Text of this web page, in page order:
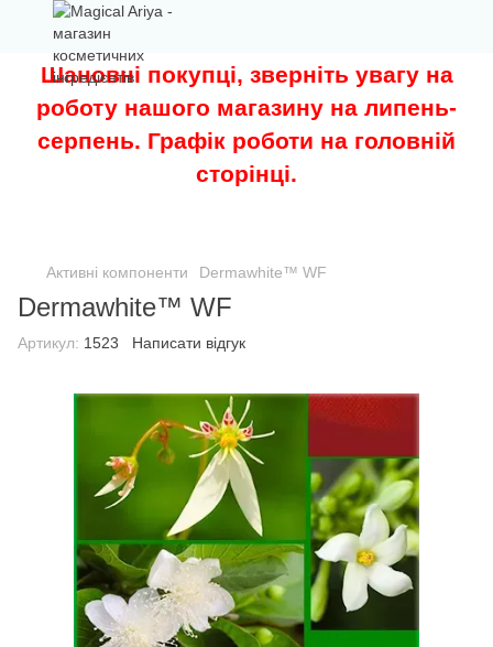
Шановні покупці, зверніть увагу на
роботу нашого магазину на липень-
серпень. Графік роботи на головній
сторінці.
Активні компоненти Dermawhite™ WF
Dermawhite™ WF
Артикул: 1523 Написати відгук